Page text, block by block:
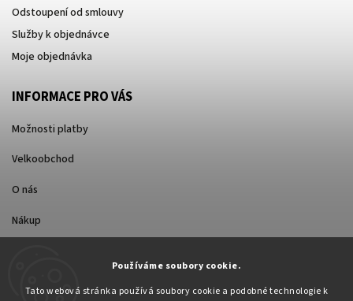
Používáme soubory cookie.
Tato webová stránka používá soubory cookie a podobné technologie k
Odstoupení od smlouvy
Služby k objednávce
Moje objednávka
INFORMACE PRO VÁS
Možnosti platby
Velkoobchod
O nás
Nákup